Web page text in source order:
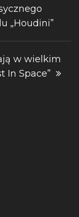
„Houdini”
w wielkim
In Space”